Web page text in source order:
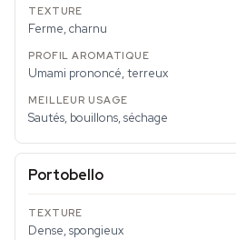
Ferme, charnu
Umami prononcé, terreux
Sautés, bouillons, séchage
Portobello
Dense, spongieux